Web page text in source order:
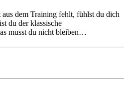
dem Training fehlt, fühlst du dich
du der klassische
musst du nicht bleiben…